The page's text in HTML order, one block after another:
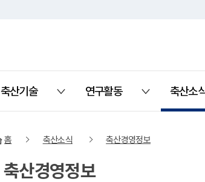
축산기술
열기
연구활동
열기
축산소
홈 축산소식 축산경영정보
축산경영정보